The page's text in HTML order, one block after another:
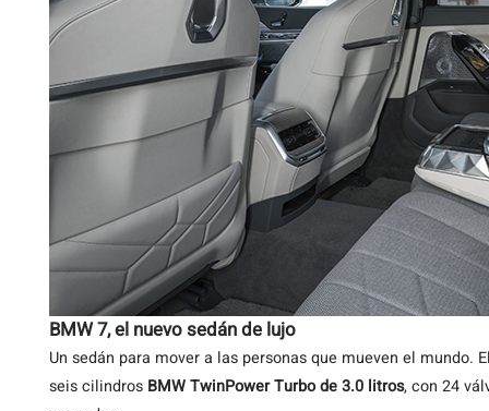
BMW 7, el nuevo sedán de lujo
Un sedán para mover a las personas que mueven el mundo.
seis cilindros BMW TwinPower Turbo de 3.0 litros, con 24